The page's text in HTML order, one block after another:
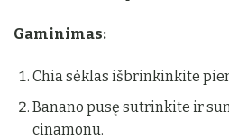
Gaminimas:
Chia sėklas išbrinkinkite
Banano pusę sutrinkite ir
cinamonu.